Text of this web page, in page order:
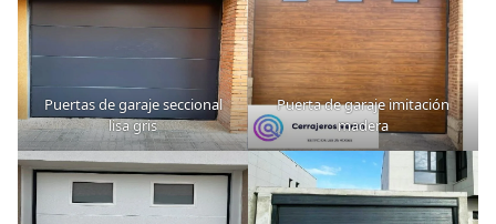
Puertas de garaje seccional
lisa gris
Puerta de garaje imitación
madera